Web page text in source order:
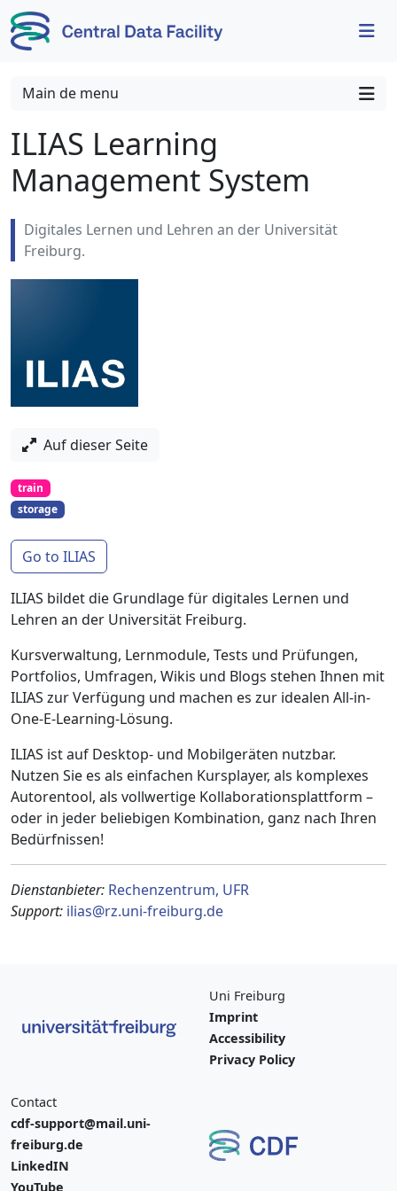
Skip to content
Skip to footer
Main de menu
ILIAS Learning
Management System
Digitales Lernen und Lehren an der Universität
Freiburg.
Auf dieser Seite
train
storage
Go to ILIAS
ILIAS bildet die Grundlage für digitales Lernen und
Lehren an der Universität Freiburg.
Kursverwaltung, Lernmodule, Tests und Prüfungen,
Portfolios, Umfragen, Wikis und Blogs stehen Ihnen mit
ILIAS zur Verfügung und machen es zur idealen All-in-
One-E-Learning-Lösung.
ILIAS ist auf Desktop- und Mobilgeräten nutzbar.
Nutzen Sie es als einfachen Kursplayer, als komplexes
Autorentool, als vollwertige Kollaborationsplattform –
oder in jeder beliebigen Kombination, ganz nach Ihren
Bedürfnissen!
Dienstanbieter: Rechenzentrum, UFR
Support: ilias@rz.uni-freiburg.de
Uni Freiburg
Imprint
Accessibility
Privacy Policy
Contact
cdf-support@mail.uni-
freiburg.de
LinkedIN
YouTube